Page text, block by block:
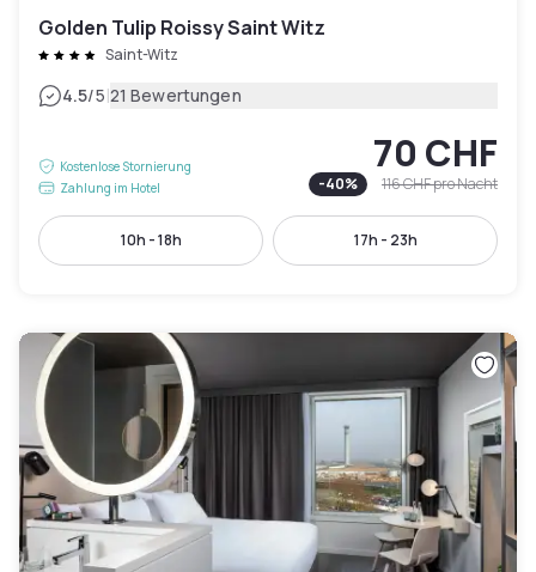
Golden Tulip Roissy Saint Witz
Saint-Witz
4.5/5|21 Bewertungen
Kostenlose Stornierung
Zahlung im Hotel
70 CHF
-40% 116 CHFpro Nacht
10h - 18h 17h - 23h